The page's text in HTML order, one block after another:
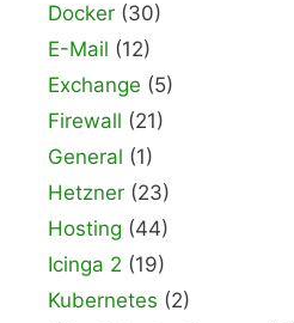
Docker (30)
E-Mail (12)
Exchange (5)
Firewall (21)
General (1)
Hetzner (23)
Hosting (44)
Icinga 2 (19)
Kubernetes (2)